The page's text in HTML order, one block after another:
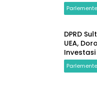
DPRD
UEA,